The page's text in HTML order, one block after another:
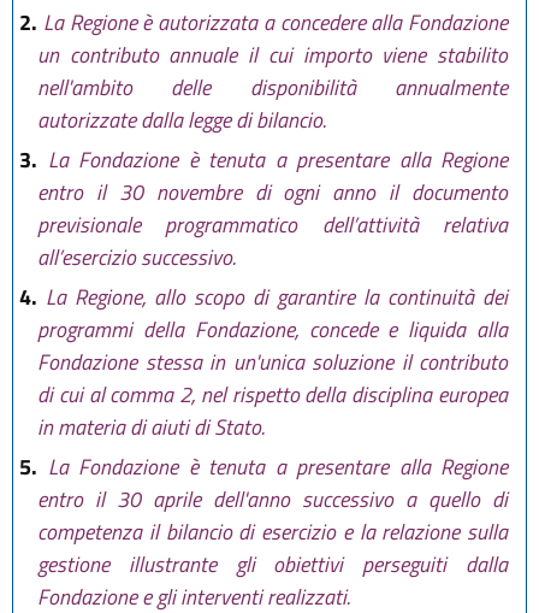
2. La Regione è autorizzata a concedere alla Fondazione
un contributo annuale il cui importo viene stabilito
nell'ambito delle disponibilità annualmente
autorizzate dalla legge di bilancio.
3. La Fondazione è tenuta a presentare alla Regione
entro il 30 novembre di ogni anno il documento
previsionale programmatico dell’attività relativa
all’esercizio successivo.
4. La Regione, allo scopo di garantire la continuità dei
programmi della Fondazione, concede e liquida alla
Fondazione stessa in un'unica soluzione il contributo
di cui al comma 2, nel rispetto della disciplina europea
in materia di aiuti di Stato.
5. La Fondazione è tenuta a presentare alla Regione
entro il 30 aprile dell'anno successivo a quello di
competenza il bilancio di esercizio e la relazione sulla
gestione illustrante gli obiettivi perseguiti dalla
Fondazione e gli interventi realizzati.